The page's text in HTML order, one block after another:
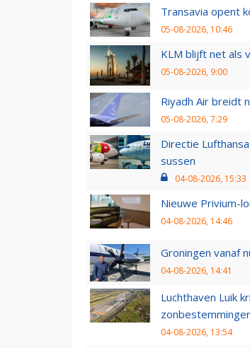
Transavia opent
05-08-2026, 10:46
KLM blijft net als
05-08-2026, 9:00
Riyadh Air breidt
05-08-2026, 7:29
Directie
sussen
04-08-2026, 15:33
Nieuwe Privium-
04-08-2026, 14:46
Groningen vanaf
04-08-2026, 14:41
Luchthaven Luik
04-08-2026, 13:54